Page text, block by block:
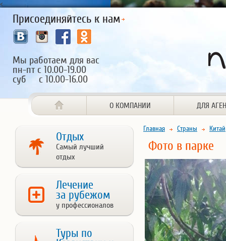
<
Присоединяйтесь к нам
Мы работаем для вас
пн-пт с 10.00-19.00
суб с 10.00-16.00
О КОМПАНИИ ДЛЯ
Отдых
Самый лучший
отдых
Лечение
за рубежом
у профессионалов
Туры по
Главная Страны Китай
Фото в парке